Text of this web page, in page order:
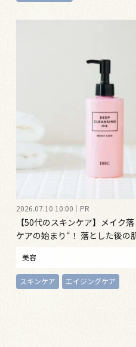
2026.07.10 10:00 PR
【50代のスキンケア】メイク
ケアの始まり“！ 落とした後の
美容
スキンケア エイジングケア